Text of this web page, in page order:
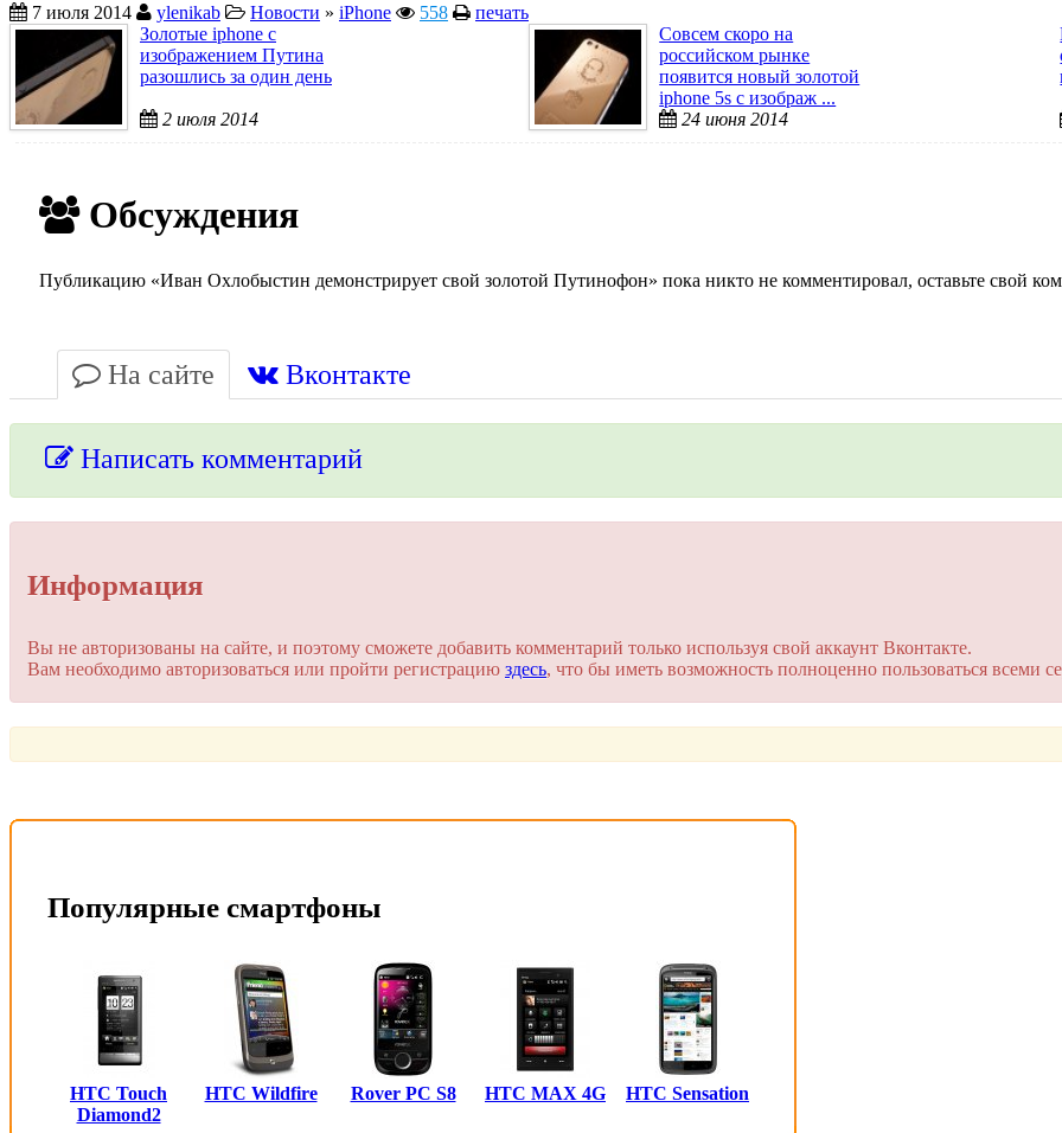
7 июля 2014 ylenikab Новости » iPhone 558
печать
Золотые iphone с
изображением Путина
разошлись за один день
2 июля 2014
Совсем скоро на
российском рынке
появится новый золотой
iphone 5s с изображ ...
24 июня 2014
Обсуждения
Публикацию «Иван Охлобыстин демонстрирует свой золотой Путинофон» пока никто не комментировал, оставьте свой
На сайте Вконтакте
Написать комментарий
Пройти регистрацию
Информация
Вы не авторизованы на сайте, и поэтому сможете добавить комментарий только используя свой аккаунт Вконтакте.
Вам необходимо авторизоваться или пройти регистрацию здесь, что бы иметь возможность полноценно пользоваться всеми
Популярные смартфоны
HTC Touch
Diamond2
HTC Wildfire Rover PC S8 HTC MAX 4G HTC Sensation